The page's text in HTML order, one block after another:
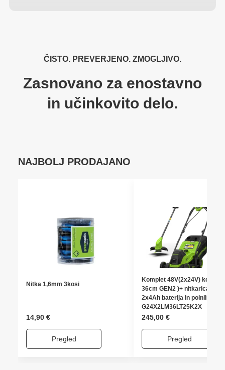
ČISTO. PREVERJENO. ZMOGLJIVO.
Zasnovano za enostavno
in učinkovito delo.
NAJBOLJ PRODAJANO
Nitka 1,6mm 3kosi
14,90 €
Pregled
Komplet 48V(2x24V)
36cm GEN2 )+ nitkarica
2x4Ah baterija in polnilnik
G24X2LM36LT25K2X
245,00 €
Pregled